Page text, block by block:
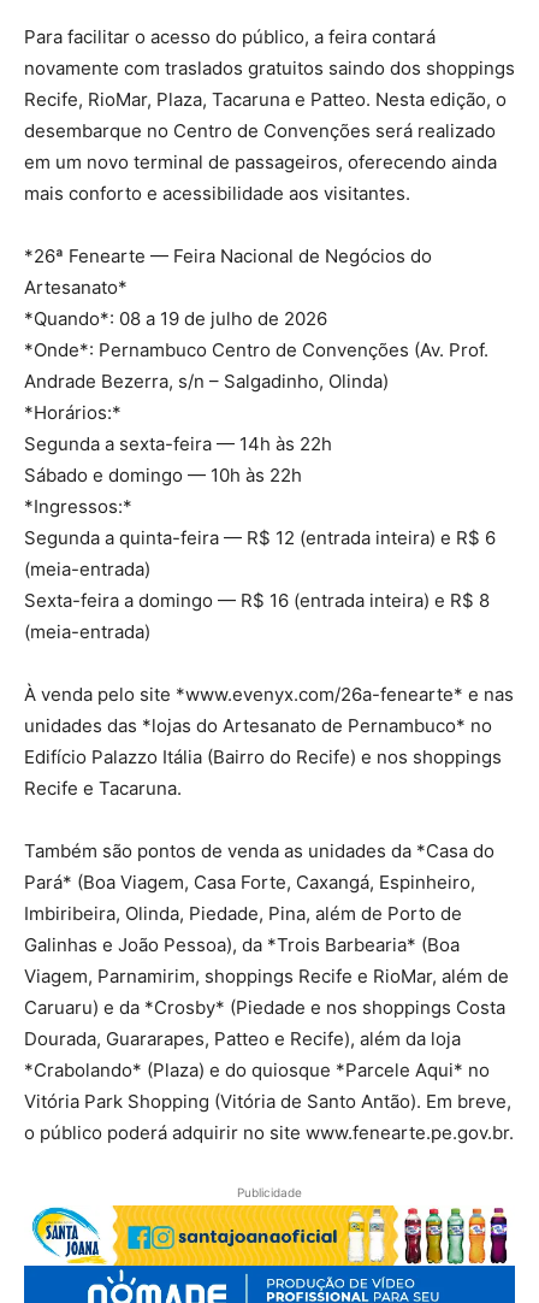
Para facilitar o acesso do público, a feira contará
novamente com traslados gratuitos saindo dos shoppings
Recife, RioMar, Plaza, Tacaruna e Patteo. Nesta edição, o
desembarque no Centro de Convenções será realizado
em um novo terminal de passageiros, oferecendo ainda
mais conforto e acessibilidade aos visitantes.
*26ª Fenearte — Feira Nacional de Negócios do
Artesanato*
*Quando*: 08 a 19 de julho de 2026
*Onde*: Pernambuco Centro de Convenções (Av. Prof.
Andrade Bezerra, s/n – Salgadinho, Olinda)
*Horários:*
Segunda a sexta-feira — 14h às 22h
Sábado e domingo — 10h às 22h
*Ingressos:*
Segunda a quinta-feira — R$ 12 (entrada inteira) e R$ 6
(meia-entrada)
Sexta-feira a domingo — R$ 16 (entrada inteira) e R$ 8
(meia-entrada)
À venda pelo site *www.evenyx.com/26a-fenearte* e nas
unidades das *lojas do Artesanato de Pernambuco* no
Edifício Palazzo Itália (Bairro do Recife) e nos shoppings
Recife e Tacaruna.
Também são pontos de venda as unidades da *Casa do
Pará* (Boa Viagem, Casa Forte, Caxangá, Espinheiro,
Imbiribeira, Olinda, Piedade, Pina, além de Porto de
Galinhas e João Pessoa), da *Trois Barbearia* (Boa
Viagem, Parnamirim, shoppings Recife e RioMar, além de
Caruaru) e da *Crosby* (Piedade e nos shoppings Costa
Dourada, Guararapes, Patteo e Recife), além da loja
*Crabolando* (Plaza) e do quiosque *Parcele Aqui* no
Vitória Park Shopping (Vitória de Santo Antão). Em breve,
o público poderá adquirir no site www.fenearte.pe.gov.br.
Publicidade